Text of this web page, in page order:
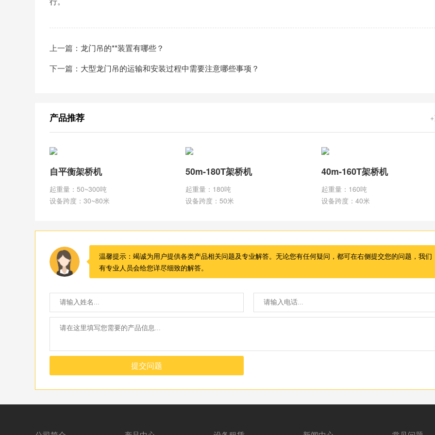
上一篇： 龙门吊的**装置有哪些？
下一篇： 大型龙门吊的运输和安装过程中需要注意哪些事项？
产品推荐
自平衡架桥机
起重量：50~300吨
设备跨度：30~80米
50m-180T架桥机
起重量：180吨
设备跨度：50米
40m-160T架桥机
起重量：160吨
设备跨度：40米
温馨提示：竭诚为用户提供各类产品相关问题及专业解答。无论您有任何疑问，都可在右侧提交您的问题，我们
有专业人员会给您详尽细致的解答。
提交问题